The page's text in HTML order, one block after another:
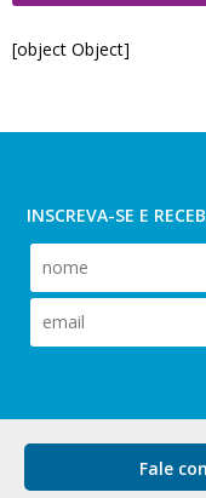
[object Object]
INSCREVA-SE E
Fale